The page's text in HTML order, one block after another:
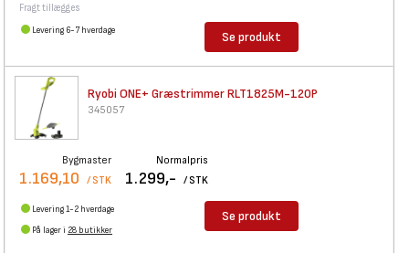
Fragt tillægges
Levering 6-7 hverdage Se produkt
Ryobi ONE+ GræstrimmerRLT1825M-120P
345057
Bygmaster
1.169,10 / STK
Normalpris
1.299,- / STK
Levering 1-2 hverdage
På lager i 28 butikker
Se produkt